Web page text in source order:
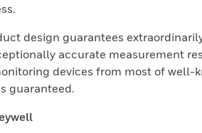
design guarantees
accurate measurement
devices from most of well-
guaranteed.